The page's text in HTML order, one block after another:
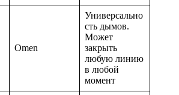
Omen
Универсально
сть дымов.
Может
закрыть
любую линию
в любой
момент